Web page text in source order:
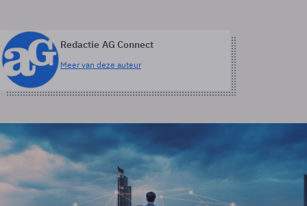
Redactie AG Connect
Meer van deze auteur